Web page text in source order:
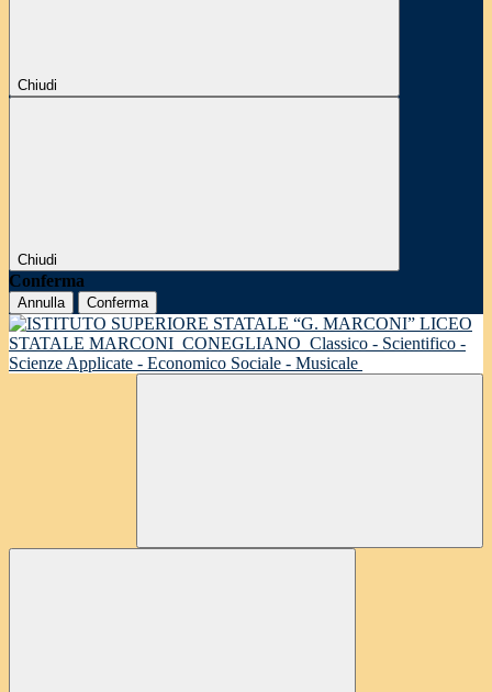
Chiudi
Chiudi
Conferma
Annulla Conferma
LICEO
STATALE MARCONI CONEGLIANO Classico - Scientifico -
Scienze Applicate - Economico Sociale - Musicale